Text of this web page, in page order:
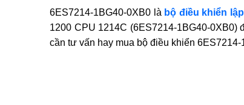
6ES7214-1BG40-0XB0 là bộ điều khiển
1200 CPU 1214C (6ES7214-1BG40-
cần tư vấn hay mua bộ điều khiển